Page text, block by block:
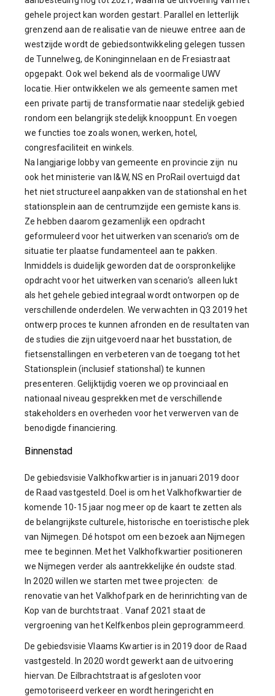
gehele project kan worden gestart. Parallel en letterlijk
grenzend aan de realisatie van de nieuwe entree aan de
westzijde wordt de gebiedsontwikkeling gelegen tussen
de Tunnelweg, de Koninginnelaan en de Fresiastraat
opgepakt. Ook wel bekend als de voormalige UWV
locatie. Hier ontwikkelen we als gemeente samen met
een private partij de transformatie naar stedelijk gebied
rondom een belangrijk stedelijk knooppunt. En voegen
we functies toe zoals wonen, werken, hotel,
congresfaciliteit en winkels.
Na langjarige lobby van gemeente en provincie zijn nu
ook het ministerie van I&W, NS en ProRail overtuigd dat
het niet structureel aanpakken van de stationshal en het
stationsplein aan de centrumzijde een gemiste kans is.
Ze hebben daarom gezamenlijk een opdracht
geformuleerd voor het uitwerken van scenario’s om de
situatie ter plaatse fundamenteel aan te pakken.
Inmiddels is duidelijk geworden dat de oorspronkelijke
opdracht voor het uitwerken van scenario’s alleen lukt
als het gehele gebied integraal wordt ontworpen op de
verschillende onderdelen. We verwachten in Q3 2019 het
ontwerp proces te kunnen afronden en de resultaten van
de studies die zijn uitgevoerd naar het busstation, de
fietsenstallingen en verbeteren van de toegang tot het
Stationsplein (inclusief stationshal) te kunnen
presenteren. Gelijktijdig voeren we op provinciaal en
nationaal niveau gesprekken met de verschillende
stakeholders en overheden voor het verwerven van de
benodigde financiering.
Binnenstad
De gebiedsvisie Valkhofkwartier is in januari 2019 door
de Raad vastgesteld. Doel is om het Valkhofkwartier de
komende 10-15 jaar nog meer op de kaart te zetten als
de belangrijkste culturele, historische en toeristische plek
van Nijmegen. Dé hotspot om een bezoek aan Nijmegen
mee te beginnen. Met het Valkhofkwartier positioneren
we Nijmegen verder als aantrekkelijke én oudste stad.
In 2020 willen we starten met twee projecten: de
renovatie van het Valkhofpark en de herinrichting van de
Kop van de burchtstraat . Vanaf 2021 staat de
vergroening van het Kelfkenbos plein geprogrammeerd.
De gebiedsvisie Vlaams Kwartier is in 2019 door de Raad
vastgesteld. In 2020 wordt gewerkt aan de uitvoering
hiervan. De Eilbrachtstraat is afgesloten voor
gemotoriseerd verkeer en wordt heringericht en